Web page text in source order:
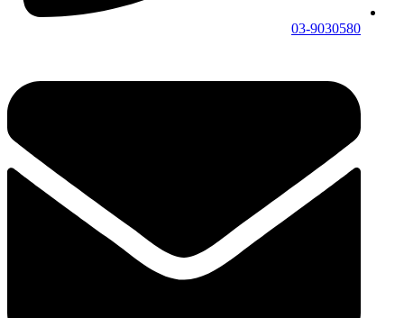
03-9030580